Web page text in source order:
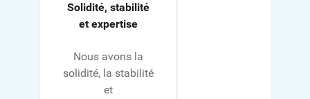
Solidité, stabilité
et expertise
Nous avons la
solidité, la stabilité
et